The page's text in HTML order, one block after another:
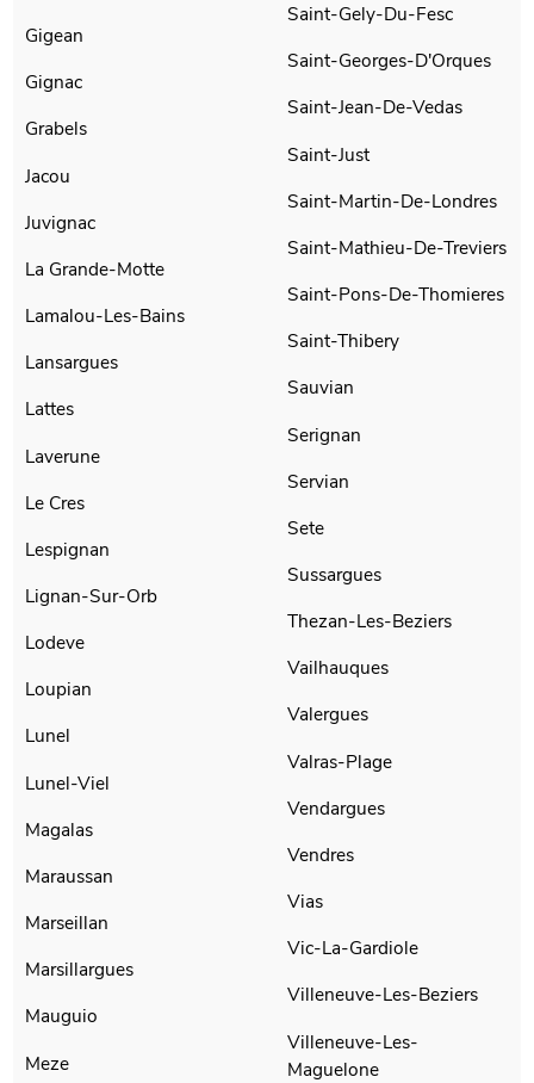
Gigean
Gignac
Grabels
Jacou
Juvignac
La Grande-Motte
Lamalou-Les-Bains
Lansargues
Lattes
Laverune
Le Cres
Lespignan
Lignan-Sur-Orb
Lodeve
Loupian
Lunel
Lunel-Viel
Magalas
Maraussan
Marseillan
Marsillargues
Mauguio
Meze
Saint-Gely-Du-Fesc
Saint-Georges-D'Orques
Saint-Jean-De-Vedas
Saint-Just
Saint-Martin-De-Londres
Saint-Mathieu-De-Treviers
Saint-Pons-De-Thomieres
Saint-Thibery
Sauvian
Serignan
Servian
Sete
Sussargues
Thezan-Les-Beziers
Vailhauques
Valergues
Valras-Plage
Vendargues
Vendres
Vias
Vic-La-Gardiole
Villeneuve-Les-Beziers
Villeneuve-Les-
Maguelone